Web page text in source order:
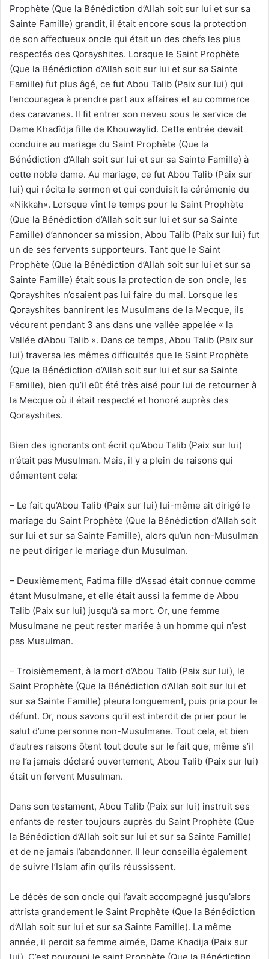
Prophète (Que la Bénédiction d’Allah soit sur lui et sur sa
Sainte Famille) grandit, il était encore sous la protection
de son affectueux oncle qui était un des chefs les plus
respectés des Qorayshites. Lorsque le Saint Prophète
(Que la Bénédiction d’Allah soit sur lui et sur sa Sainte
Famille) fut plus âgé, ce fut Abou Talib (Paix sur lui) qui
l’encouragea à prendre part aux affaires et au commerce
des caravanes. Il fit entrer son neveu sous le service de
Dame Khadîdja fille de Khouwaylid. Cette entrée devait
conduire au mariage du Saint Prophète (Que la
Bénédiction d’Allah soit sur lui et sur sa Sainte Famille) à
cette noble dame. Au mariage, ce fut Abou Talib (Paix sur
lui) qui récita le sermon et qui conduisit la cérémonie du
«Nikkah». Lorsque vînt le temps pour le Saint Prophète
(Que la Bénédiction d’Allah soit sur lui et sur sa Sainte
Famille) d’annoncer sa mission, Abou Talib (Paix sur lui) fut
un de ses fervents supporteurs. Tant que le Saint
Prophète (Que la Bénédiction d’Allah soit sur lui et sur sa
Sainte Famille) était sous la protection de son oncle, les
Qorayshites n’osaient pas lui faire du mal. Lorsque les
Qorayshites bannirent les Musulmans de la Mecque, ils
vécurent pendant 3 ans dans une vallée appelée « la
Vallée d’Abou Talib ». Dans ce temps, Abou Talib (Paix sur
lui) traversa les mêmes difficultés que le Saint Prophète
(Que la Bénédiction d’Allah soit sur lui et sur sa Sainte
Famille), bien qu’il eût été très aisé pour lui de retourner à
la Mecque où il était respecté et honoré auprès des
Qorayshites.
Bien des ignorants ont écrit qu’Abou Talib (Paix sur lui)
n’était pas Musulman. Mais, il y a plein de raisons qui
démentent cela:
– Le fait qu’Abou Talib (Paix sur lui) lui-même ait dirigé le
mariage du Saint Prophète (Que la Bénédiction d’Allah soit
sur lui et sur sa Sainte Famille), alors qu’un non-Musulman
ne peut diriger le mariage d’un Musulman.
– Deuxièmement, Fatima fille d’Assad était connue comme
étant Musulmane, et elle était aussi la femme de Abou
Talib (Paix sur lui) jusqu’à sa mort. Or, une femme
Musulmane ne peut rester mariée à un homme qui n’est
pas Musulman.
– Troisièmement, à la mort d’Abou Talib (Paix sur lui), le
Saint Prophète (Que la Bénédiction d’Allah soit sur lui et
sur sa Sainte Famille) pleura longuement, puis pria pour le
défunt. Or, nous savons qu’il est interdit de prier pour le
salut d’une personne non-Musulmane. Tout cela, et bien
d’autres raisons ôtent tout doute sur le fait que, même s’il
ne l’a jamais déclaré ouvertement, Abou Talib (Paix sur lui)
était un fervent Musulman.
Dans son testament, Abou Talib (Paix sur lui) instruit ses
enfants de rester toujours auprès du Saint Prophète (Que
la Bénédiction d’Allah soit sur lui et sur sa Sainte Famille)
et de ne jamais l’abandonner. Il leur conseilla également
de suivre l’Islam afin qu’ils réussissent.
Le décès de son oncle qui l’avait accompagné jusqu’alors
attrista grandement le Saint Prophète (Que la Bénédiction
d’Allah soit sur lui et sur sa Sainte Famille). La même
année, il perdit sa femme aimée, Dame Khadija (Paix sur
lui). C’est pourquoi le saint Prophète (Que la Bénédiction